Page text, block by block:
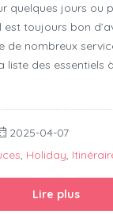
quelques jours ou
est toujours bon
de nombreux
liste des essentiels
2025-04-07
, Holiday,
Lire plus